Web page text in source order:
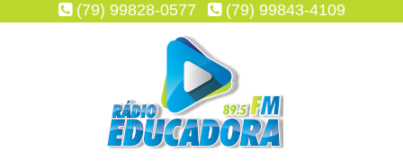
(79) 99828-0577 (79) 99843-4109